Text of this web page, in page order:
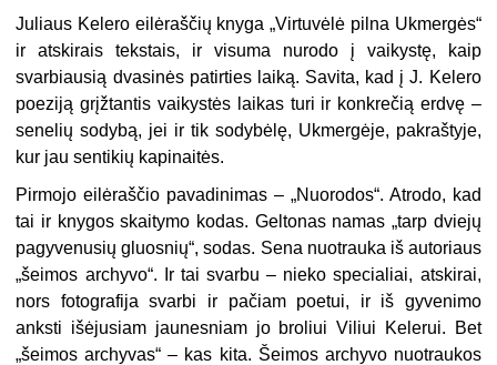
Juliaus Kelero eilėraščių knyga „Virtuvėlė pilna Ukmergės“
ir atskirais tekstais, ir visuma nurodo į vaikystę, kaip
svarbiausią dvasinės patirties laiką. Savita, kad į J. Kelero
poeziją grįžtantis vaikystės laikas turi ir konkrečią erdvę –
senelių sodybą, jei ir tik sodybėlę, Ukmergėje, pakraštyje,
kur jau sentikių kapinaitės.
Pirmojo eilėraščio pavadinimas – „Nuorodos“. Atrodo, kad
tai ir knygos skaitymo kodas. Geltonas namas „tarp dviejų
pagyvenusių gluosnių“, sodas. Sena nuotrauka iš autoriaus
„šeimos archyvo“. Ir tai svarbu – nieko specialiai, atskirai,
nors fotografija svarbi ir pačiam poetui, ir iš gyvenimo
anksti išėjusiam jaunesniam jo broliui Viliui Kelerui. Bet
„šeimos archyvas“ – kas kita. Šeimos archyvo nuotraukos